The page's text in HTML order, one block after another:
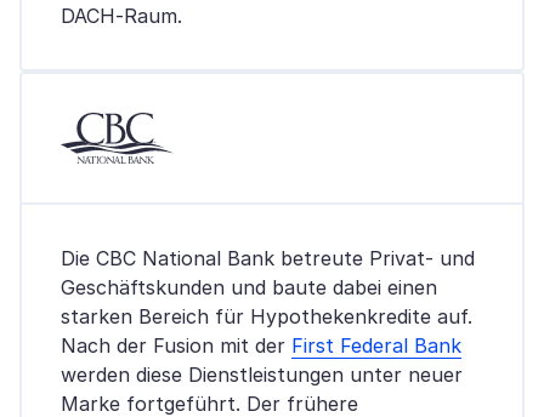
DACH-Raum.
Die CBC National Bank betreute Privat- und
Geschäftskunden und baute dabei einen
starken Bereich für Hypothekenkredite auf.
Nach der Fusion mit der First Federal Bank
werden diese Dienstleistungen unter neuer
Marke fortgeführt. Der frühere